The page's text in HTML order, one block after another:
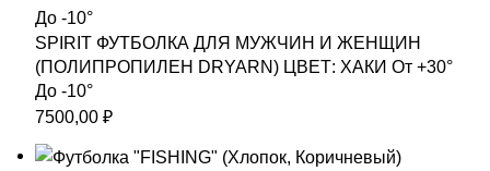
SPIRIT ФУТБОЛКА ДЛЯ МУЖЧИН И ЖЕНЩИН
(ПОЛИПРОПИЛЕН DRYARN) ЦВЕТ: ХАКИ От +30°
До -10°
7500,00 ₽